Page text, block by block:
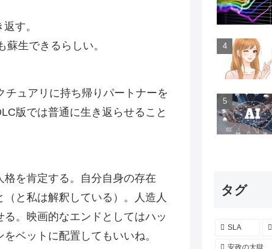
す。
生できるらしい。
ュアリに持ち帰りパートナーを
版では普通に生き返らせること
を肯定する。自分自身の存在
と私は解釈している）。人造人
。映画的なエンドとしてはハッ
ベットに配置してもいいね。
タグ
SLA
安政の大獄